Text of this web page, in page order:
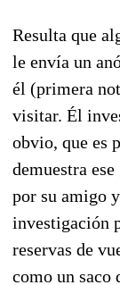
Resulta que
le envía un
él (primera
visitar. Él
obvio, que es
demuestra
por su amigo
investigación
reservas de
como un saco